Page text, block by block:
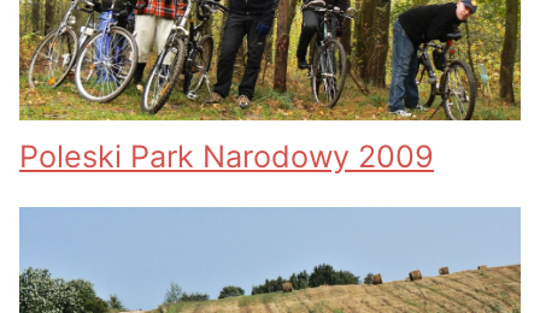
Poleski Park Narodowy 2009